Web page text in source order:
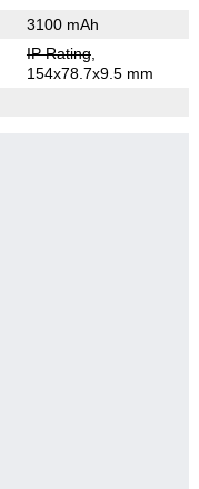
3100 mAh
IP Rating,
154x78.7x9.5 mm